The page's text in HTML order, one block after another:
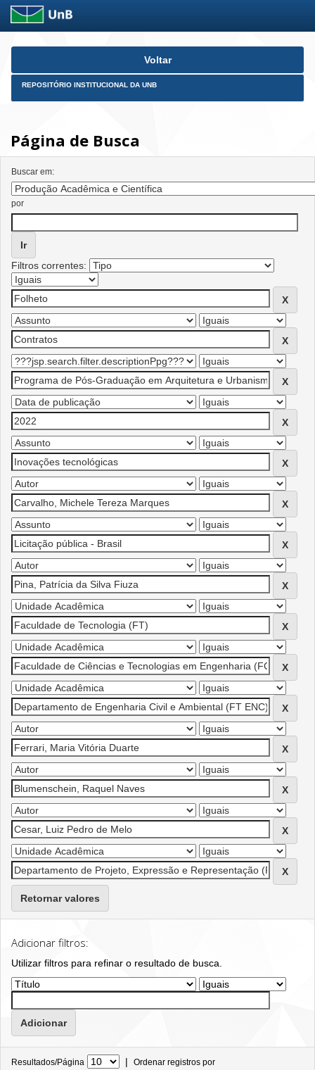
Skip
Voltar
REPOSITÓRIO INSTITUCIONAL DA UNB
Página de Busca
Buscar em:
por
Filtros correntes:
Retornar valores
Adicionar filtros:
Utilizar filtros para refinar o resultado de busca.
Resultados/Página | Ordenar registros por